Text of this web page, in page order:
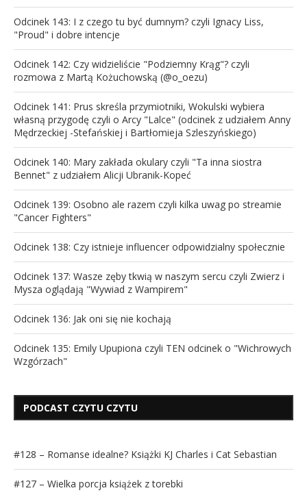
Odcinek 143: I z czego tu być dumnym? czyli Ignacy Liss,
"Proud" i dobre intencje
Odcinek 142: Czy widzieliście "Podziemny Krąg"? czyli
rozmowa z Martą Kożuchowską (@o_oezu)
Odcinek 141: Prus skreśla przymiotniki, Wokulski wybiera
własną przygodę czyli o Arcy "Lalce" (odcinek z udziałem Anny
Mędrzeckiej -Stefańskiej i Bartłomieja Szleszyńskiego)
Odcinek 140: Mary zakłada okulary czyli "Ta inna siostra
Bennet" z udziałem Alicji Ubranik-Kopeć
Odcinek 139: Osobno ale razem czyli kilka uwag po streamie
"Cancer Fighters"
Odcinek 138: Czy istnieje influencer odpowidzialny społecznie
Odcinek 137: Wasze zęby tkwią w naszym sercu czyli Zwierz i
Mysza oglądają "Wywiad z Wampirem"
Odcinek 136: Jak oni się nie kochają
Odcinek 135: Emily Upupiona czyli TEN odcinek o "Wichrowych
Wzgórzach"
PODCAST CZYTU CZYTU
#128 – Romanse idealne? Książki KJ Charles i Cat Sebastian
#127 – Wielka porcja książek z torebki